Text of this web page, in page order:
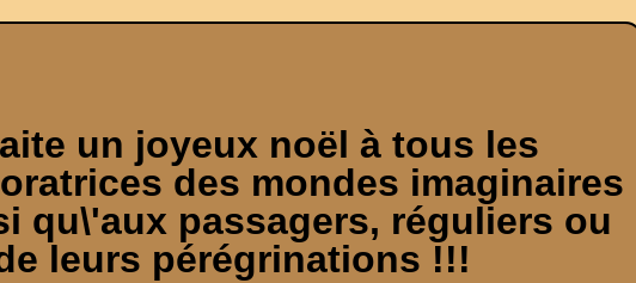
un joyeux noël à tous les
des mondes imaginaires
qu\'aux passagers, réguliers ou
leurs pérégrinations !!!